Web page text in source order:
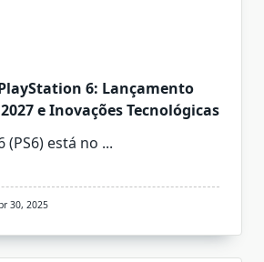
6: Lançamento
e Inovações Tecnológicas
(PS6) está no ...
30, 2025